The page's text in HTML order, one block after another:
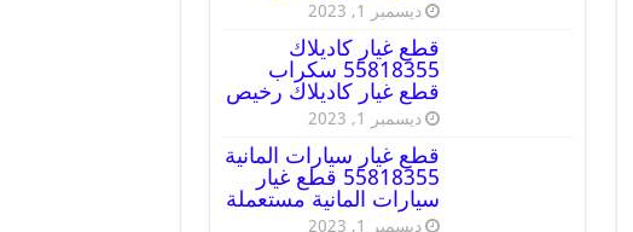
ديسمبر 1, 2023
قطع غيار كاديلاك
55818355 سكراب
قطع غيار كاديلاك رخيص
ديسمبر 1, 2023
قطع غيار سيارات المانية
55818355 قطع غيار
سيارات المانية مستعملة
ديسمبر 1, 2023